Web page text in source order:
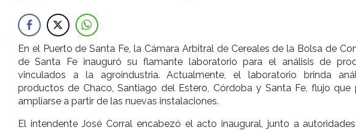
En el Puerto de Santa Fe, la Cámara Arbitral de Cereales de la Bolsa de
de Santa Fe inauguró su flamante laboratorio para el análisis de
vinculados a la agroindustria. Actualmente, el laboratorio brinda
productos de Chaco, Santiago del Estero, Córdoba y Santa Fe, flujo que
ampliarse a partir de las nuevas instalaciones.
El intendente José Corral encabezó el acto inaugural, junto a